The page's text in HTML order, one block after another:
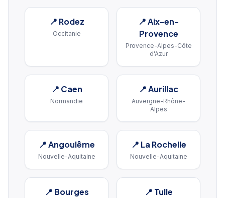
📍 Rodez
Occitanie
📍Aix-en-
Provence
Provence-Alpes-Côte
d'Azur
📍 Caen
Normandie
📍Aurillac
Auvergne-Rhône-
Alpes
📍Angoulême
Nouvelle-Aquitaine
📍 La Rochelle
Nouvelle-Aquitaine
📍 Bourges 📍 Tulle